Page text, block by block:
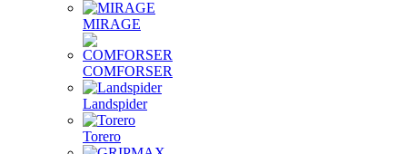
MIRAGE
COMFORSER
Landspider
Torero